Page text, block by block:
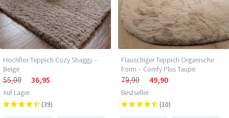
Hochflor Teppich Cozy Shaggy –
Beige
55,00 36,95
Auf Lager
(39)
Flauschiger Teppich Organische
Form – Comfy Plus Taupe
79,90 49,90
Bestseller
(10)